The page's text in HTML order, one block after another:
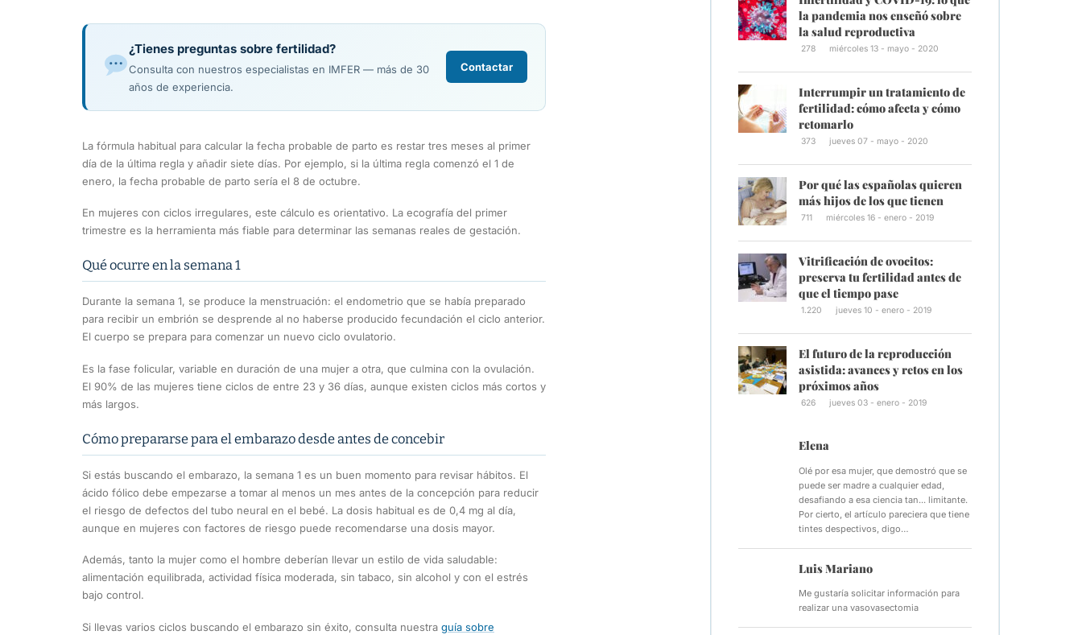
¿Tienes preguntas sobre fertilidad?
Consulta con nuestros especialistas en IMFER — más de 30
años de experiencia.
Contactar
La fórmula habitual para calcular la fecha probable de parto es restar tres meses al primer
día de la última regla y añadir siete días. Por ejemplo, si la última regla comenzó el 1 de
enero, la fecha probable de parto sería el 8 de octubre.
En mujeres con ciclos irregulares, este cálculo es orientativo. La ecografía del primer
trimestre es la herramienta más fiable para determinar las semanas reales de gestación.
Qué ocurre en la semana 1
Durante la semana 1, se produce la menstruación: el endometrio que se había preparado
para recibir un embrión se desprende al no haberse producido fecundación el ciclo anterior.
El cuerpo se prepara para comenzar un nuevo ciclo ovulatorio.
Es la fase folicular, variable en duración de una mujer a otra, que culmina con la ovulación.
El 90% de las mujeres tiene ciclos de entre 23 y 36 días, aunque existen ciclos más cortos y
más largos.
Cómo prepararse para el embarazo desde antes de concebir
Si estás buscando el embarazo, la semana 1 es un buen momento para revisar hábitos. El
ácido fólico debe empezarse a tomar al menos un mes antes de la concepción para reducir
el riesgo de defectos del tubo neural en el bebé. La dosis habitual es de 0,4 mg al día,
aunque en mujeres con factores de riesgo puede recomendarse una dosis mayor.
Además, tanto la mujer como el hombre deberían llevar un estilo de vida saludable:
alimentación equilibrada, actividad física moderada, sin tabaco, sin alcohol y con el estrés
bajo control.
Si llevas varios ciclos buscando el embarazo sin éxito, consulta nuestra guía sobre
la pandemia nos enseñó sobre
la salud reproductiva
278 miércoles 13 - mayo - 2020
Interrumpir un tratamiento de
fertilidad: cómo afecta y cómo
retomarlo
373 jueves 07 - mayo - 2020
Por qué las españolas quieren
más hijos de los que tienen
711 miércoles 16 - enero - 2019
Vitrificación de ovocitos:
preserva tu fertilidad antes de
que el tiempo pase
1.220 jueves 10 - enero - 2019
El futuro de la reproducción
asistida: avances y retos en los
próximos años
626 jueves 03 - enero - 2019
Elena
Olé por esa mujer, que demostró que se
puede ser madre a cualquier edad,
desafiando a esa ciencia tan... limitante.
Por cierto, el artículo pareciera que tiene
tintes despectivos, digo…
Luis Mariano
Me gustaría solicitar información para
realizar una vasovasectomia